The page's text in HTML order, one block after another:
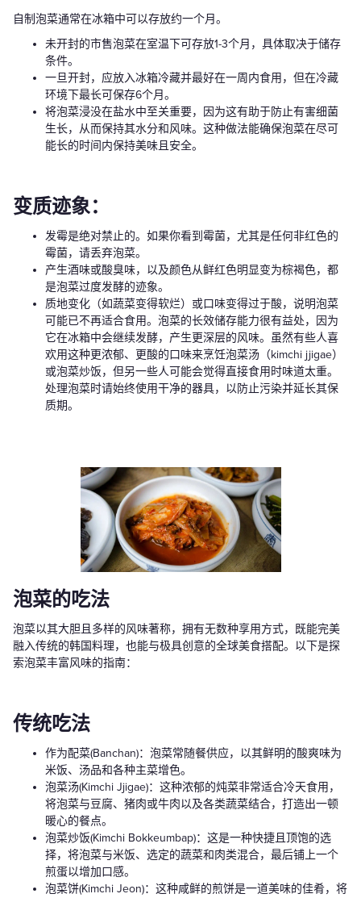
自制泡菜通常在冰箱中可以存放约一个月。
未开封的市售泡菜在室温下可存放1-3个月，具体取决于储存
条件。
一旦开封，应放入冰箱冷藏并最好在一周内食用，但在冷藏
环境下最长可保存6个月。
将泡菜浸没在盐水中至关重要，因为这有助于防止有害细菌
生长，从而保持其水分和风味。这种做法能确保泡菜在尽可
能长的时间内保持美味且安全。
变质迹象：
发霉是绝对禁止的。如果你看到霉菌，尤其是任何非红色的
霉菌，请丢弃泡菜。
产生酒味或酸臭味，以及颜色从鲜红色明显变为棕褐色，都
是泡菜过度发酵的迹象。
质地变化（如蔬菜变得软烂）或口味变得过于酸，说明泡菜
可能已不再适合食用。泡菜的长效储存能力很有益处，因为
它在冰箱中会继续发酵，产生更深层的风味。虽然有些人喜
欢用这种更浓郁、更酸的口味来烹饪泡菜汤（kimchi jjigae）
或泡菜炒饭，但另一些人可能会觉得直接食用时味道太重。
处理泡菜时请始终使用干净的器具，以防止污染并延长其保
质期。
泡菜的吃法
泡菜以其大胆且多样的风味著称，拥有无数种享用方式，既能完美
融入传统的韩国料理，也能与极具创意的全球美食搭配。以下是探
索泡菜丰富风味的指南：
传统吃法
作为配菜(Banchan)：泡菜常随餐供应，以其鲜明的酸爽味为
米饭、汤品和各种主菜增色。
泡菜汤(Kimchi Jjigae)：这种浓郁的炖菜非常适合冷天食用，
将泡菜与豆腐、猪肉或牛肉以及各类蔬菜结合，打造出一顿
暖心的餐点。
泡菜炒饭(Kimchi Bokkeumbap)：这是一种快捷且顶饱的选
择，将泡菜与米饭、选定的蔬菜和肉类混合，最后铺上一个
煎蛋以增加口感。
泡菜饼(Kimchi Jeon)：这种咸鲜的煎饼是一道美味的佳肴，将